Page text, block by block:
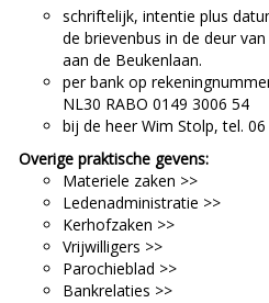
schriftelijk, intentie plus
de brievenbus in de deur
aan de Beukenlaan.
per bank op
NL30 RABO 0149 3006 54
bij de heer Wim Stolp, tel.
Overige praktische gevens:
Materiele zaken >>
Ledenadministratie >>
Kerhofzaken >>
Vrijwilligers >>
Parochieblad >>
Bankrelaties >>